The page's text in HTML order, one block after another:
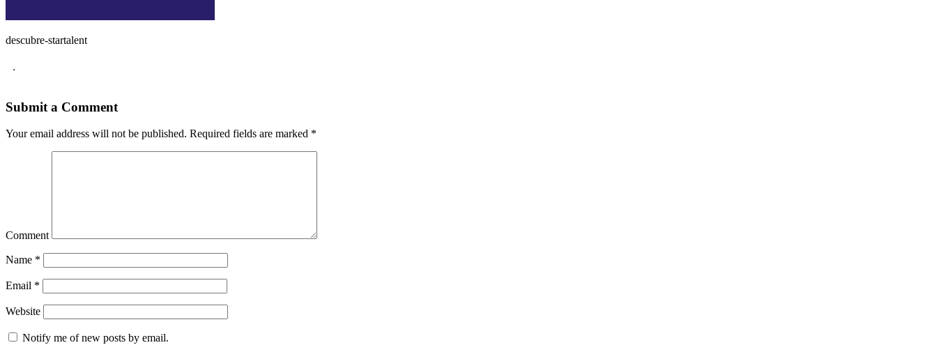
descubre-startalent
.
Submit a Comment
Your email address will not be published. Required fields are marked *
Comment
Name *
Email *
Website
Notify me of new posts by email.